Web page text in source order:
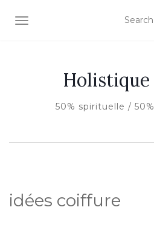
AFFICHER/MASQUER LA
Holistique
50% spirituelle /
idées coiffure